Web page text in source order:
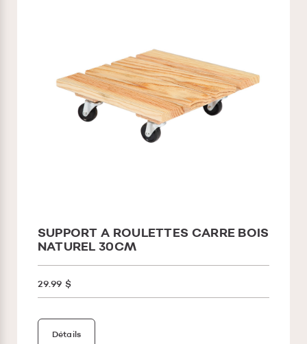
SUPPORT A ROULETTES CARRE BOIS
NATUREL 30CM
29.99 $
Détails